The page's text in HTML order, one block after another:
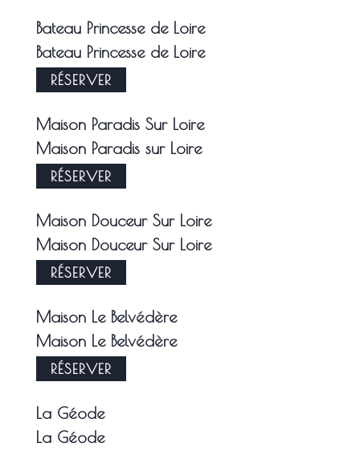
Bateau Princesse de Loire
Bateau Princesse de Loire
RÉSERVER
Maison Paradis Sur Loire
Maison Paradis sur Loire
RÉSERVER
Maison Douceur Sur Loire
Maison Douceur Sur Loire
RÉSERVER
Maison Le Belvédère
Maison Le Belvédère
RÉSERVER
La Géode
La Géode